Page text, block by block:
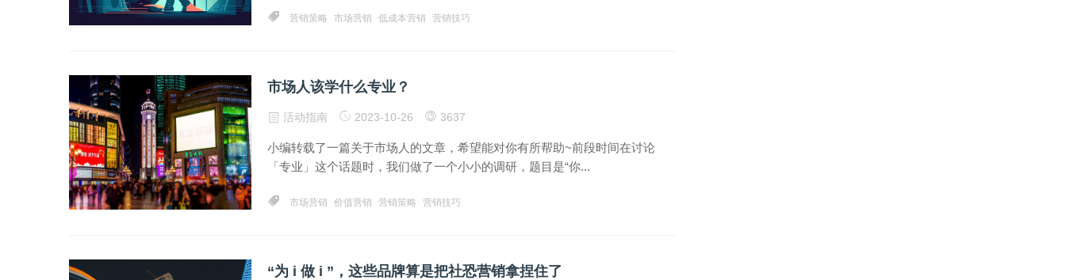
营销策略 市场营销 低成本营销 营销技巧
市场人该学什么专业？
活动指南 2023-10-26 3637
小编转载了一篇关于市场人的文章，希望能对你有所帮助~前段时间在讨论
「专业」这个话题时，我们做了一个小小的调研，题目是“你...
市场营销 价值营销 营销策略 营销技巧
“为 i 做 i ”，这些品牌算是把社恐营销拿捏住了